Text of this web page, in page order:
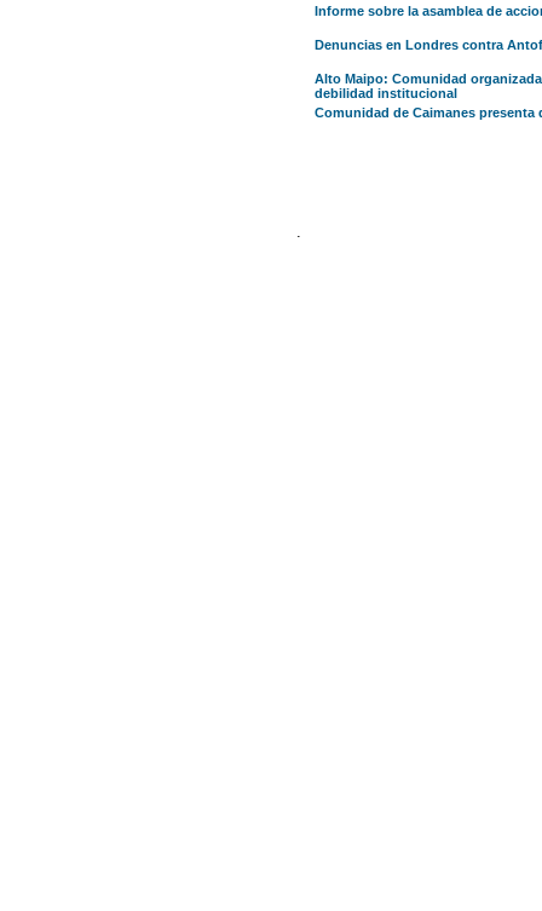
Informe sobre la asamblea de
Denuncias en Londres contra
Alto Maipo: Comunidad
debilidad institucional
Comunidad de Caimanes
.